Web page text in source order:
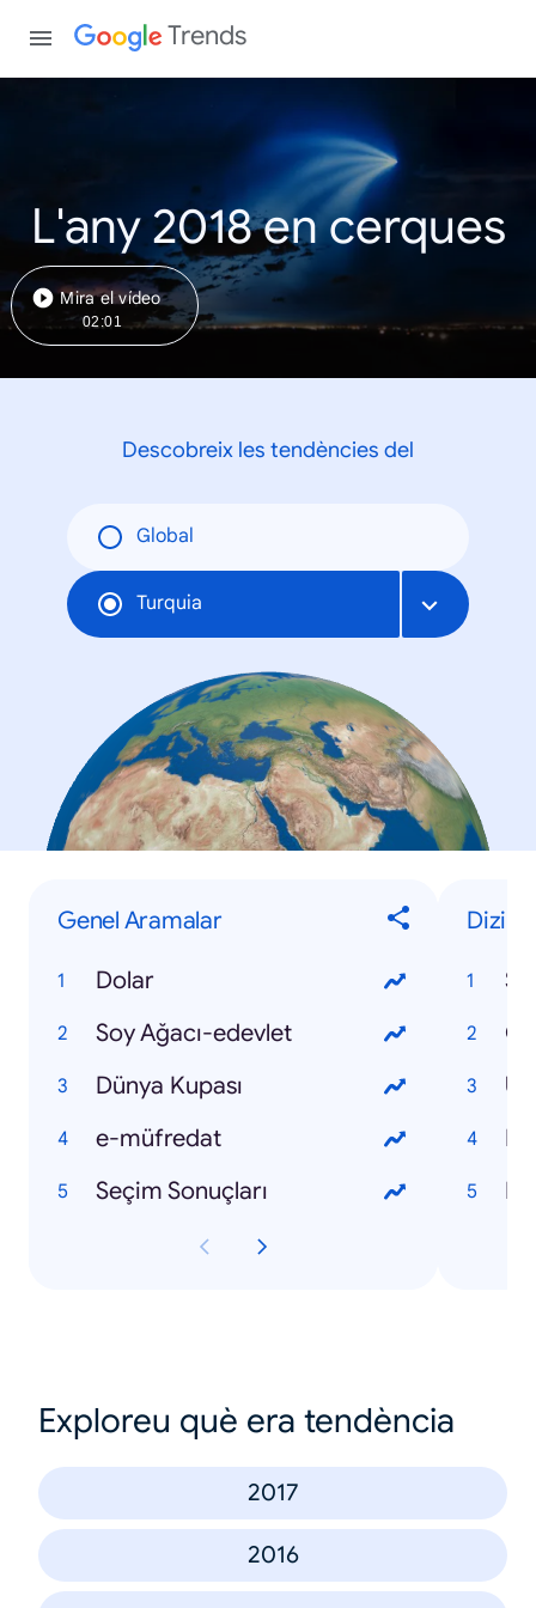
Trends
L'any 2018 en cerques
Mira el vídeo
02:01
Descobreix les tendències del
Global
Turquia
Genel Aramalar
Dolar
Soy Ağacı-edevlet
Dünya Kupası
e-müfredat
Seçim Sonuçları
Dizi
Exploreu què era tendència
2017
2016